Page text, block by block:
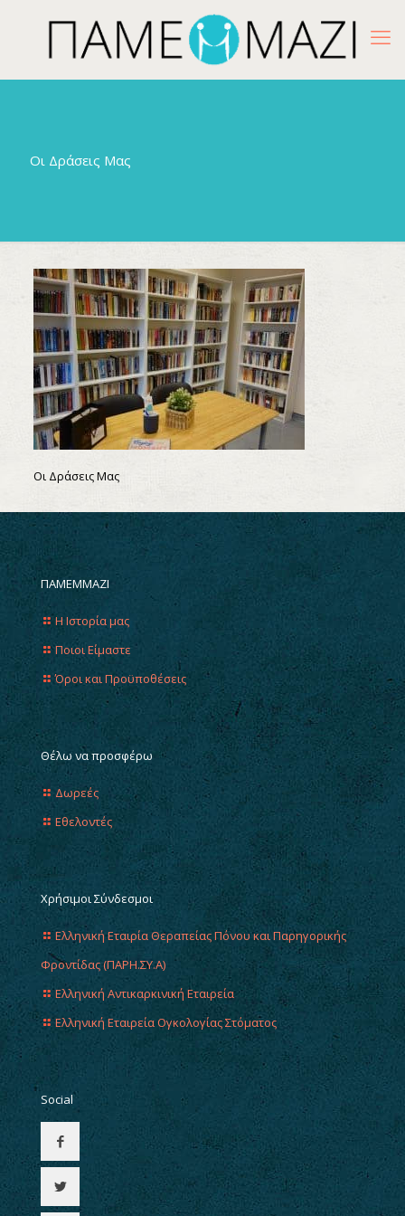
Οι Δράσεις Μας
Οι Δράσεις Μας
ΠΑΜΕΜΜΑΖΙ
Η Ιστορία μας
Ποιοι Είμαστε
Όροι και Προϋποθέσεις
Θέλω να προσφέρω
Δωρεές
Εθελοντές
Χρήσιμοι Σύνδεσμοι
Ελληνική Εταιρία Θεραπείας Πόνου και Παρηγορικής
Φροντίδας (ΠΑΡΗ.ΣΥ.Α)
Ελληνική Αντικαρκινική Εταιρεία
Ελληνική Εταιρεία Ογκολογίας Στόματος
Social